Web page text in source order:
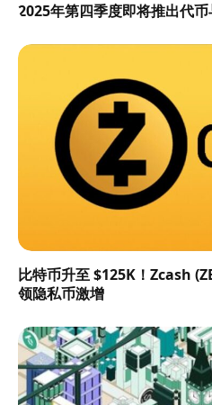
2025年第四季度即将推出代
比特币升至 $125K！Zcash
领隐私币激增